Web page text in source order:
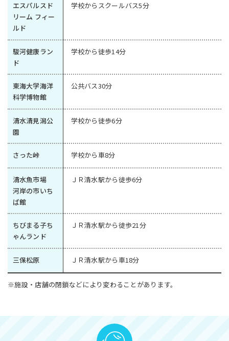
エスパルスド
リーム フィー
ルド
学校からスクールバス5分
駿河健康ラン
ド
学校から徒歩14分
東海大学海洋
科学博物館
公共バス30分
清水清見潟公
園
学校から徒歩6分
さった峠 学校から車8分
清水魚市場
河岸の市いち
ば館
ＪＲ清水駅から徒歩6分
ちびまる子ち
ゃんランド
ＪＲ清水駅から徒歩21分
三保松原 ＪＲ清水駅から車18分
※施設・店舗の閉鎖などにより変わることがあります。